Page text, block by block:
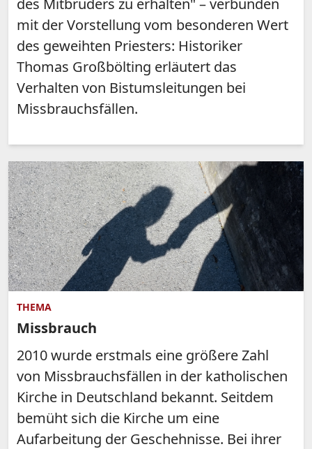
des Mitbruders zu erhalten" – verbunden
mit der Vorstellung vom besonderen Wert
des geweihten Priesters: Historiker
Thomas Großbölting erläutert das
Verhalten von Bistumsleitungen bei
Missbrauchsfällen.
THEMA
Missbrauch
2010 wurde erstmals eine größere Zahl
von Missbrauchsfällen in der katholischen
Kirche in Deutschland bekannt. Seitdem
bemüht sich die Kirche um eine
Aufarbeitung der Geschehnisse. Bei ihrer